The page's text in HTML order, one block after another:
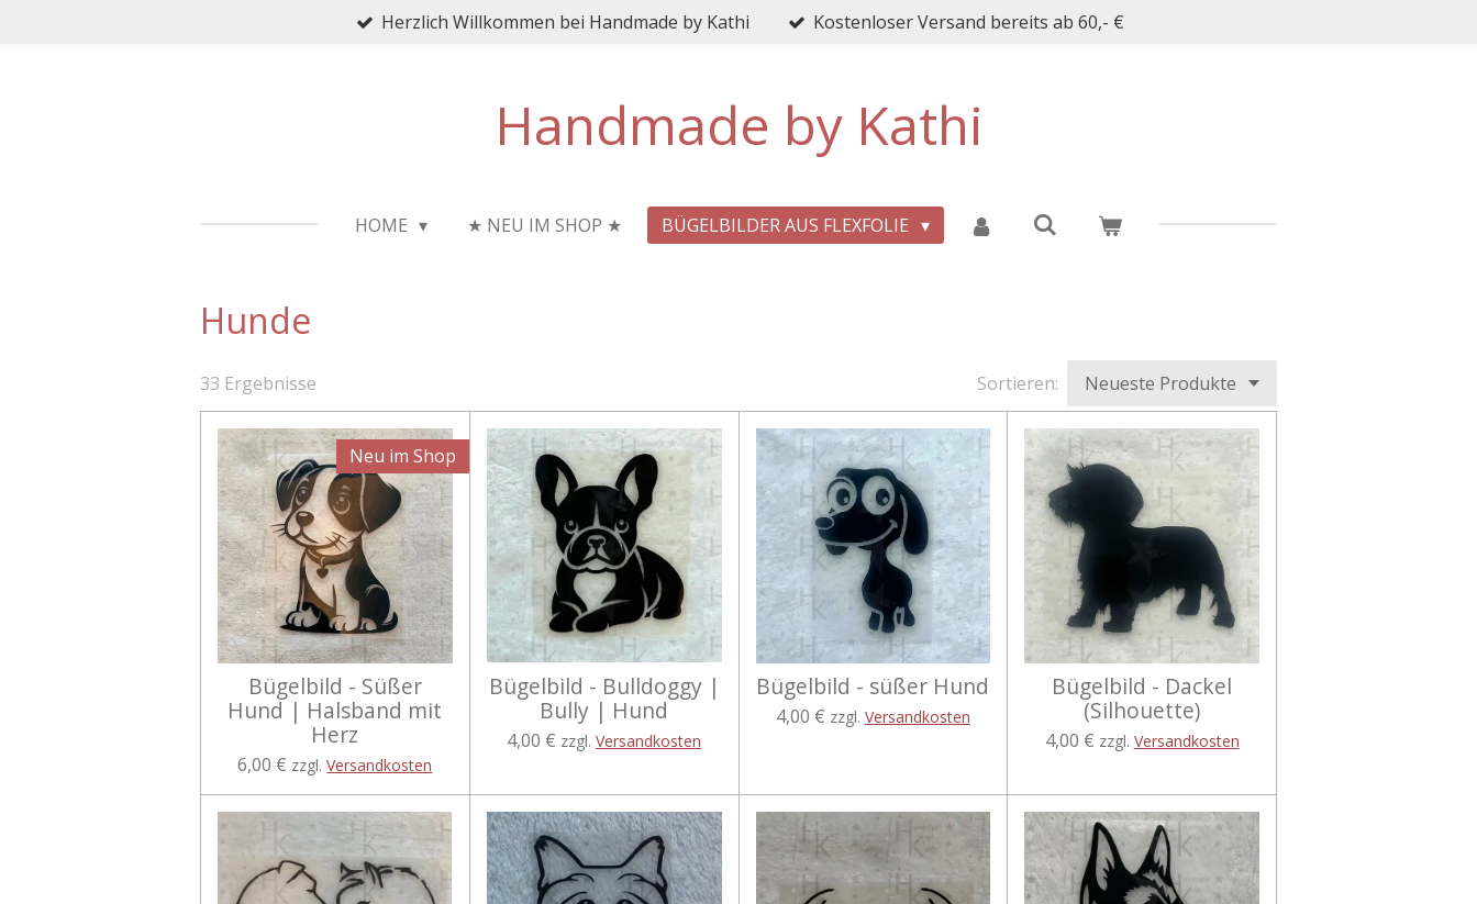
Herzlich Willkommen bei Handmade by Kathi Kostenloser Versand bereits ab 60,- €
Handmade by Kathi
HOME ★ NEU IM SHOP ★ BÜGELBILDER AUS FLEXFOLIE
Hunde
33 Ergebnisse Sortieren:
Neu im Shop
Bügelbild - Süßer
Hund | Halsband mit
Herz
6,00 € zzgl.Versandkosten
Bügelbild - Bulldoggy |
Bully | Hund
4,00 € zzgl.Versandkosten
Bügelbild - süßer Hund
4,00 € zzgl. Versandkosten
Bügelbild - Dackel
(Silhouette)
4,00 € zzgl. Versandkosten